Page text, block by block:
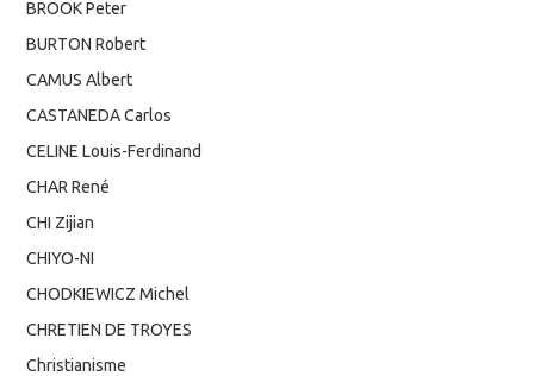
BROOK Peter
BURTON Robert
CAMUS Albert
CASTANEDA Carlos
CELINE Louis-Ferdinand
CHAR René
CHI Zijian
CHIYO-NI
CHODKIEWICZ Michel
CHRETIEN DE TROYES
Christianisme